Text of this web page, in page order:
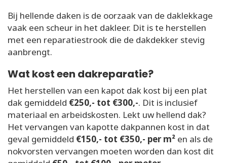
Bij hellende daken is de oorzaak van de daklekkage
vaak een scheur in het dakleer. Dit is te herstellen
met een reparatiestrook die de dakdekker stevig
aanbrengt.
Wat kost een dakreparatie?
Het herstellen van een kapot dak kost bij een plat
dak gemiddeld €250,- tot €300,-. Dit is inclusief
materiaal en arbeidskosten. Lekt uw hellend dak?
Het vervangen van kapotte dakpannen kost in dat
geval gemiddeld €150,- tot €350,- per m² en als de
nokvorsten vervangen moeten worden dan kost dit